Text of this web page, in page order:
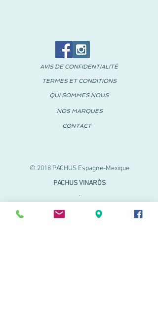
© 2018 PACHUS Espagne-Mexique
AVIS DE CONFIDENTIALITÉ
TERMES ET CONDITIONS
QUI SOMMES NOUS
NOS MARQUES
CONTACT
PACHUS VINARÒS
.
Vinaroz, Castellón (Espagne)